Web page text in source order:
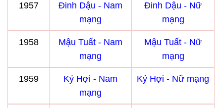
1957
Đinh Dậu - Nam
mạng
Đinh Dậu - Nữ
mạng
1958
Mậu Tuất - Nam
mạng
Mậu Tuất - Nữ
mạng
1959
Kỷ Hợi - Nam
mạng
Kỷ Hợi - Nữ mạng